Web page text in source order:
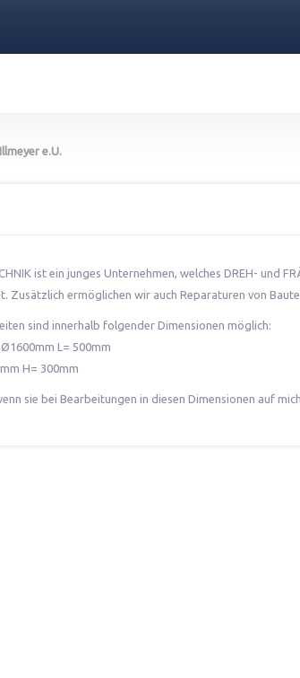
e.U.
ist ein junges Unternehmen, welches DREH- und
Zusätzlich ermöglichen wir auch Reparaturen von
sind innerhalb folgender Dimensionen möglich:
L= 500mm
H= 300mm
sie bei Bearbeitungen in diesen Dimensionen auf